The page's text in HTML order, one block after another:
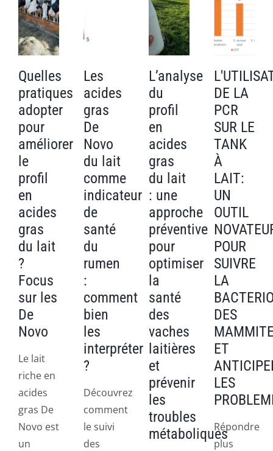
CONTACT
Quelles
pratiques
adopter
pour
améliorer
le
profil
en
acides
gras
du lait
?
Focus
sur les
De
Novo
Le lait
riche en
acides
gras De
Novo est
un
Les
acides
gras
De
Novo
du lait
comme
indicateur
de
santé
du
rumen
:
comment
bien
les
interpréter
?
Découvrez
comment
le suivi
des
L’analyse
du
profil
en
acides
gras
du lait
: une
approche
préventive
pour
optimiser
la
santé
des
vaches
laitières
et
prévenir
les
troubles
métaboliques
DE LA
PCR
SUR LE
TANK
À
LAIT:
UN
OUTIL
POUR
SUIVRE
LA
DES
ET
LES
Répondre
plus